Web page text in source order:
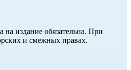
на издание обязательна. При
и смежных правах.